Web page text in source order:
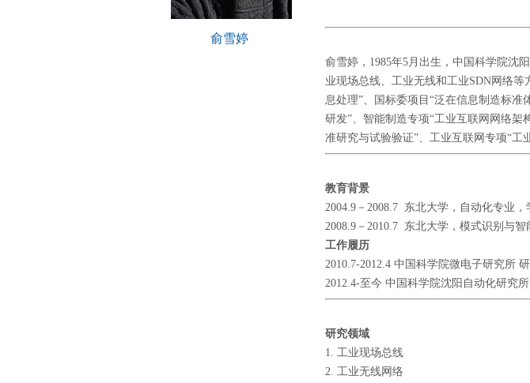
俞雪婷
俞雪婷，1985年5月出生，中国科学院沈
业现场总线、工业无线和工业SDN网络
息处理”、国标委项目“泛在信息制造标准
研发”、智能制造专项“工业互联网网络
准研究与试验验证”、工业互联网专项“工
教育背景
2004.9－2008.7 东北大学，自动化专业，
2008.9－2010.7 东北大学，模式识别与
工作履历
2010.7-2012.4 中国科学院微电子研究所
2012.4-至今 中国科学院沈阳自动化研究
研究领域
1. 工业现场总线
2. 工业无线网络